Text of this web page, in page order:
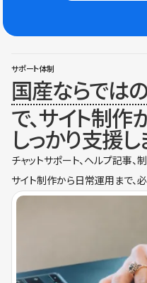
サポート体制
国産ならでは
で、サイト制作
しっかり支援し
チャットサポート、ヘルプ記事、
サイト制作から日常運用まで、